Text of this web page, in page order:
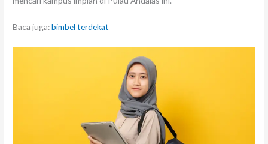
Baca juga:bimbel terdekat